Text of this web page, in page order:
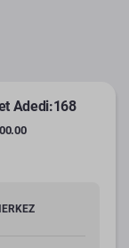
Adedi:168